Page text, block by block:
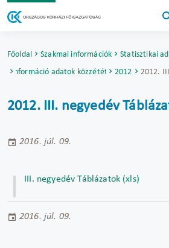
Főoldal Szakmai információk Statisztikai
Árinformáció adatok közzététele2012
2012. III. negyedév
2016. júl. 09.
III. negyedév Táblázatok (xls)
2016. júl. 09.